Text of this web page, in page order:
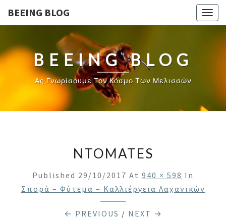
BEEING BLOG
BEEING BLOG
Ας Γνωρίσουμε Τον Κόσμο Των Μελισσών
NTOMATES
Published 29/10/2017 At 940 × 598 In
Σπορά – Φύτεμα – Καλλιέργεια Λαχανικών
← PREVIOUS / NEXT →